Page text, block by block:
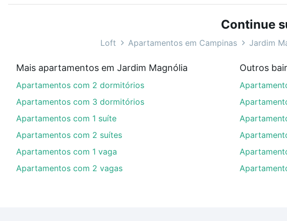
Use barra de busca no topo para pesquisar por ruas, bairros e até
ou sem vaga de garagem para combinar perfeitamente com o
Apartamentos com 4 quartos à venda em Jardim Magnólia,
Aqui na Loft temos a oferta ideal para você, com Apartamentos com
opções de financiamento imobiliário as parcelas podem se adequar
veja em nosso portal quanto custa comprar um apartamento e conte
Continue
Loft Apartamentos em Campinas Jardim
Mais apartamentos em Jardim Magnólia
Apartamentos com 2 dormitórios
Apartamentos com 3 dormitórios
Apartamentos com 1 suíte
Apartamentos com 2 suítes
Apartamentos com 1 vaga
Apartamentos com 2 vagas
Outros